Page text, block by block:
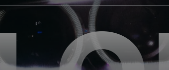
офісі та оптовому
– на всіх
– для швидкої
будь-які
пару чи комплект.
перевіряють та